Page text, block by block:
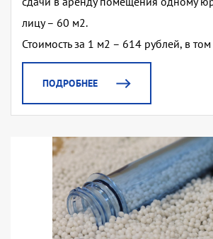
лицу – 60 м2.
Стоимость за 1 м2 – 614 рублей, в
ПОДРОБНЕЕ